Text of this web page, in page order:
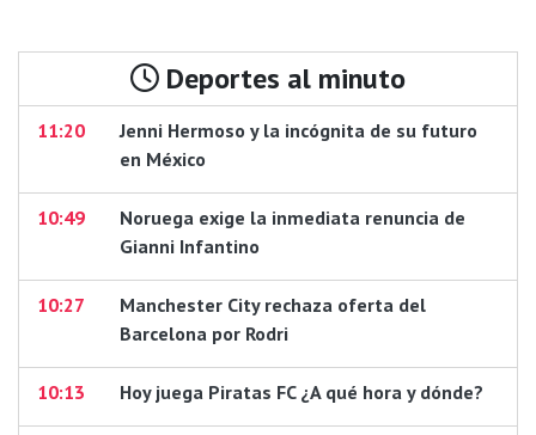
Deportes al minuto
11:20
Jenni Hermoso y la incógnita de su futuro
en México
10:49
Noruega exige la inmediata renuncia de
Gianni Infantino
10:27
Manchester City rechaza oferta del
Barcelona por Rodri
10:13 Hoy juega Piratas FC ¿A qué hora y dónde?